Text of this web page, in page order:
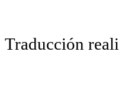
Traducción